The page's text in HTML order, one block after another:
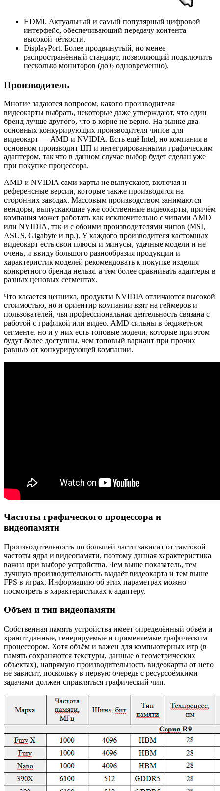
HDMI. Актуальный и самый популярный цифровой
интерфейс, обеспечивающий передачу контента
высокой чёткости.
DisplayPort. Более продвинутый, но менее
распространённый стандарт, позволяющий подключить
несколько мониторов (до 6 одновременно).
Производитель
Многие задаются вопросом, какого производителя
видеокарты выбрать, некоторые даже утверждают, что один
бренд лучше другого, что в корне не верно. На рынке два
основных конкурирующих производителя чипов для
видеокарт — AMD и NVIDIA. Есть ещё Intel, но компания в
основном производит ЦП и интегрированными графическим
адаптером, так что в данном случае выбор будет сделан уже
при покупке процессора.
AMD и NVIDIA сами карты не выпускают, включая и
референсные версии, которые также производятся на
сторонних заводах. Массовым производством занимаются
вендоры, выпускающие уже собственные видеокарты, причём
компания может работать как исключительно с чипами AMD
или NVIDIA, так и с обоими производителями чипов (MSI,
ASUS, Gigabyte и пр.). У каждого производителя кастомных
видеокарт есть свои плюсы и минусы, удачные модели и не
очень, и ввиду большого разнообразия продукции и
характеристик моделей рекомендовать к покупке изделия
конкретного бренда нельзя, а тем более сравнивать адаптеры в
разных ценовых сегментах.
Что касается ценника, продукты NVIDIA отличаются высокой
стоимостью, но и ориентир компании взят на геймеров и
пользователей, чья профессиональная деятельность связана с
работой с графикой или видео. AMD сильны в бюджетном
сегменте, но и у них есть топовые модели, которые при этом
будут более доступны, чем топовый вариант при прочих
равных от конкурирующей компании.
Частоты графического процессора и
видеопамяти
Производительность по большей части зависит от тактовой
частоты ядра и видеопамяти, поэтому данная характеристика
важна при выборе устройства. Чем выше показатель, тем
лучшую производительность выдаёт видеокарта и тем выше
FPS в играх. Информацию об этих параметрах можно
посмотреть в характеристиках к адаптеру.
Объем и тип видеопамяти
Собственная память устройства имеет определённый объём и
хранит данные, генерируемые и применяемые графическим
процессором. Хотя объём и важен для компьютерных игр (в
память сохраняются текстуры, данные о геометрических
объектах), напрямую производительность видеокарты от него
не зависит, поскольку в первую очередь с ресурсоёмкими
задачами должен справляться графический чип.